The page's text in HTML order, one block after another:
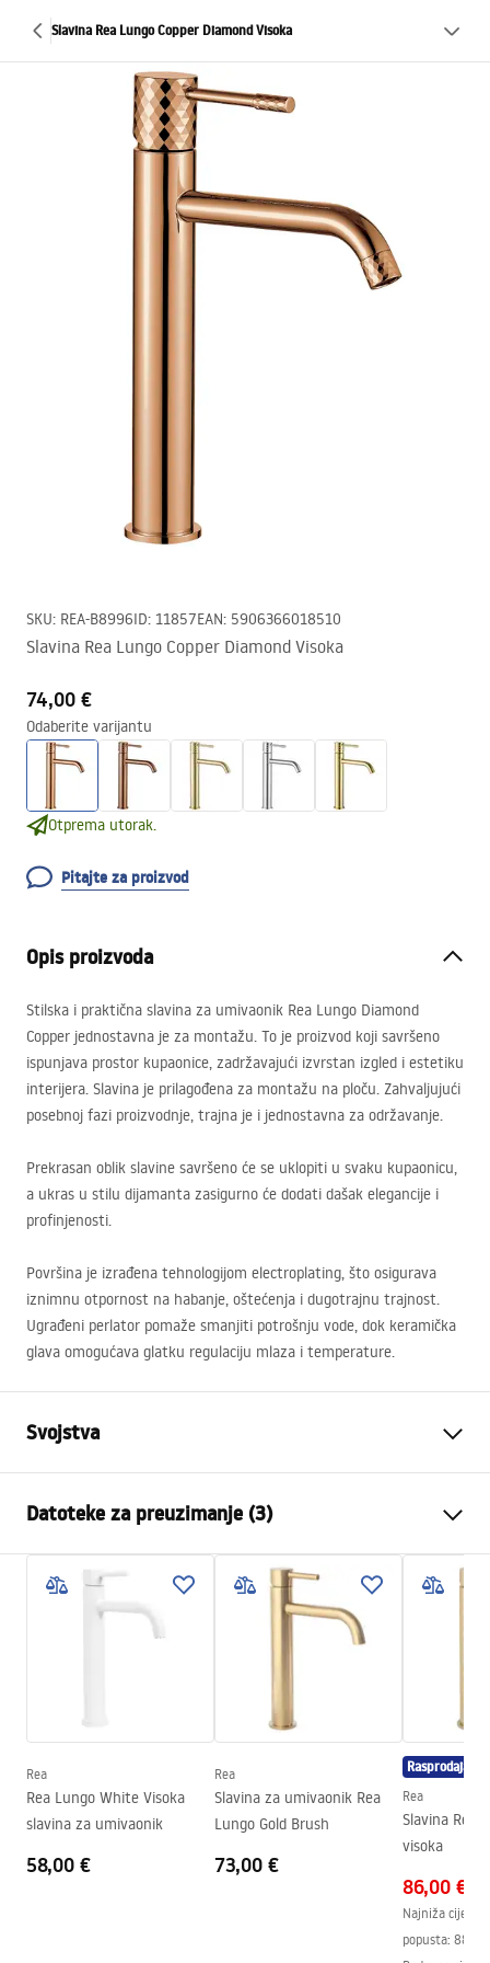
Slavina Rea Lungo Copper Diamond Visoka
SKU: REA-B8996ID: 11857EAN: 5906366018510
Slavina Rea Lungo Copper Diamond Visoka
74,00 €
Odaberite varijantu
Otprema utorak.
Pitajte za proizvod
Opis proizvoda
Stilska i praktična slavina za umivaonik Rea Lungo Diamond
Copper jednostavna je za montažu. To je proizvod koji savršeno
ispunjava prostor kupaonice, zadržavajući izvrstan izgled i estetiku
interijera. Slavina je prilagođena za montažu na ploču. Zahvaljujući
posebnoj fazi proizvodnje, trajna je i jednostavna za održavanje.
Prekrasan oblik slavine savršeno će se uklopiti u svaku kupaonicu,
a ukras u stilu dijamanta zasigurno će dodati dašak elegancije i
profinjenosti.
Površina je izrađena tehnologijom electroplating, što osigurava
iznimnu otpornost na habanje, oštećenja i dugotrajnu trajnost.
Ugrađeni perlator pomaže smanjiti potrošnju vode, dok keramička
glava omogućava glatku regulaciju mlaza i temperature.
Svojstva
Način montaže
Stojeća
Boja
Bakar
Vrsta izljevne cijevi
Fiksna
PVD
Promjer priključka
Jamstvo
5 godina
Datoteke za preuzimanje (3)
Jamstveni uvjeti
Warranty_Terms_and_Conditions_Faucets_-_5.pdf
Sigurnosne informacije
Safety_Information_Faucets.pdf
Rea
Rea Lungo White Visoka
slavina za umivaonik
58,00 €
Rea
Slavina za umivaonik Rea
Lungo Gold Brush
73,00 €
Rasprodaja
Rea
Slavina Rea
visoka
86,00 €
Najniža cijena
popusta: